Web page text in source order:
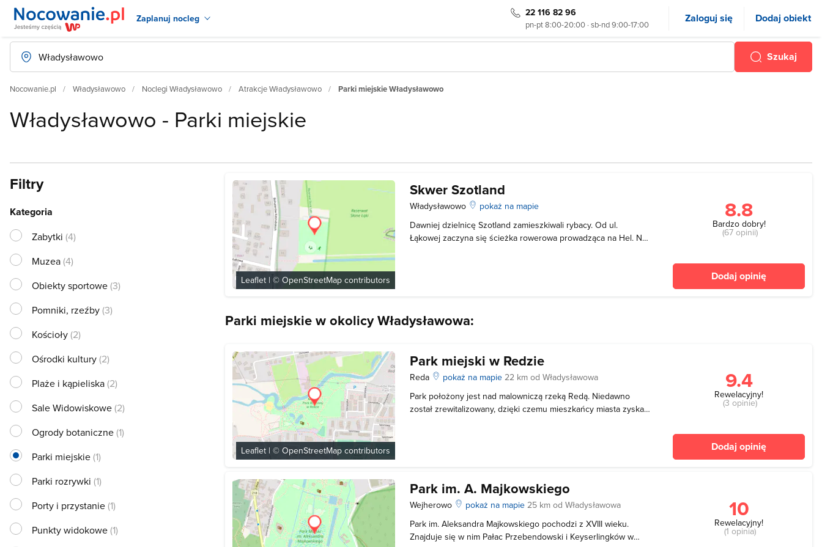
Zaplanuj nocleg 22 116 82 96
pn-pt 8:00-20:00 · sb-nd 9:00-17:00 Zaloguj się Dodaj obiekt
Szukaj
Nocowanie.pl Władysławowo Noclegi Władysławowo Atrakcje Władysławowo Parki miejskie Władysławowo
Władysławowo - Parki miejskie
Leaflet | ©OpenStreetMap contributors
Skwer Szotland
Władysławowo
pokaż na mapie
Dawniej dzielnicę Szotland zamieszkiwali rybacy. Od ul.
Łąkowej zaczyna się ścieżka rowerowa prowadząca na Hel. Na
8.8
Bardzo dobry!
(67 opinii)
Dodaj opinię
Parki miejskie w okolicy Władysławowa:
Leaflet | ©OpenStreetMap contributors
Park miejski w Redzie
Reda pokaż na mapie22 km od Władysławowa
Park położony jest nad malowniczą rzeką Redą. Niedawno
został zrewitalizowany, dzięki czemu mieszkańcy miasta zyskali
9.4
Rewelacyjny!
(3 opinie)
Dodaj opinię
Park im. A. Majkowskiego
Wejherowo pokaż na mapie25 km od Władysławowa
Park im. Aleksandra Majkowskiego pochodzi z XVIII wieku.
Znajduje się w nim Pałac Przebendowski i Keyserlingków w
10
Rewelacyjny!
(1 opinia)
Filtry
Kategoria
Zabytki (4)
Muzea(4)
Obiekty sportowe(3)
Pomniki, rzeźby(3)
Kościoły(2)
Ośrodki kultury(2)
Plaże i kąpieliska(2)
Sale Widowiskowe(2)
Ogrody botaniczne(1)
Parki miejskie(1)
Parki rozrywki (1)
Porty i przystanie(1)
Punkty widokowe(1)